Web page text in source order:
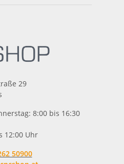
29
8:00 bis 16:30
12:00 Uhr
50900